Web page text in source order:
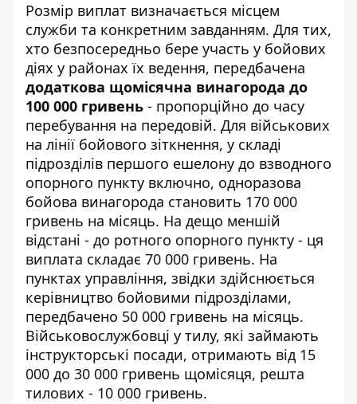
Розмір виплат визначається місцем
служби та конкретним завданням. Для тих,
хто безпосередньо бере участь у бойових
діях у районах їх ведення, передбачена
додаткова щомісячна винагорода до
100 000 гривень - пропорційно до часу
перебування на передовій. Для військових
на лінії бойового зіткнення, у складі
підрозділів першого ешелону до взводного
опорного пункту включно, одноразова
бойова винагорода становить 170 000
гривень на місяць. На дещо меншій
відстані - до ротного опорного пункту - ця
виплата складає 70 000 гривень. На
пунктах управління, звідки здійснюється
керівництво бойовими підрозділами,
передбачено 50 000 гривень на місяць.
Військовослужбовці у тилу, які займають
інструкторські посади, отримають від 15
000 до 30 000 гривень щомісяця, решта
тилових - 10 000 гривень.